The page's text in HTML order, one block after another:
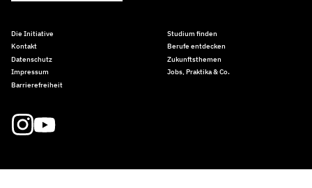
Die Initiative
Kontakt
Datenschutz
Impressum
Barrierefreiheit
Studium finden
Berufe entdecken
Zukunftsthemen
Jobs, Praktika & Co.